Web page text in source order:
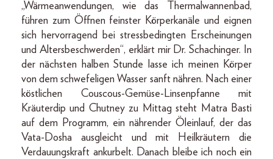
„Wärmeanwendungen, wie das Thermalwannenbad,
führen zum Öffnen feinster Körperkanäle und eignen
sich hervorragend bei stressbedingten Erscheinungen
und Altersbeschwerden“, erklärt mir Dr. Schachinger. In
der nächsten halben Stunde lasse ich meinen Körper
von dem schwefeligen Wasser sanft nähren. Nach einer
köstlichen Couscous-Gemüse-Linsenpfanne mit
Kräuterdip und Chutney zu Mittag steht Matra Basti
auf dem Programm, ein nährender Öleinlauf, der das
Vata-Dosha ausgleicht und mit Heilkräutern die
Verdauungskraft ankurbelt. Danach bleibe ich noch ein